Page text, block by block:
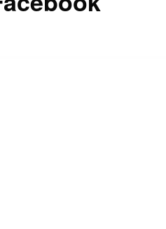
public et de la critique.